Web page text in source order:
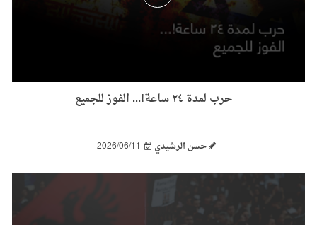
حرب لمدة ٢٤ ساعة!... الفوز للجميع
حسن الرشيدي 2026/06/11